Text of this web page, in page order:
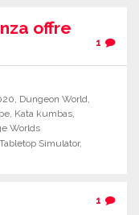
offre
1
, Dungeon World,
, Kata kumbas,
Worlds
Tabletop Simulator,
1